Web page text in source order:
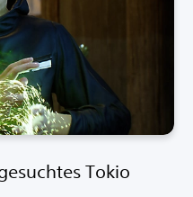
Tokio